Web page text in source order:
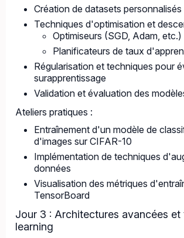
Création de datasets personnalisés
Techniques d'optimisation et
Optimiseurs (SGD, Adam, etc.)
Planificateurs de taux
Régularisation et techniques pour
surapprentissage
Validation et évaluation des
Ateliers pratiques :
Entraînement d'un modèle de
d'images sur CIFAR-10
Implémentation de techniques
données
Visualisation des métriques
TensorBoard
Jour 3 : Architectures avancées et
learning